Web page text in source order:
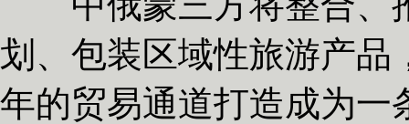
划、包装区域性旅游产品
年的贸易通道打造成为一